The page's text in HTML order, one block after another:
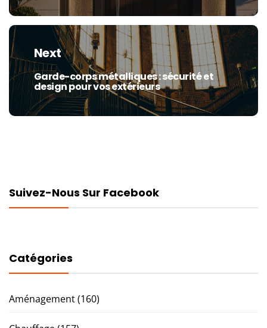
Next
Next
post:
Garde-corps métalliques : sécurité et
design pour vos extérieurs
Suivez-Nous Sur Facebook
Catégories
Aménagement(160)